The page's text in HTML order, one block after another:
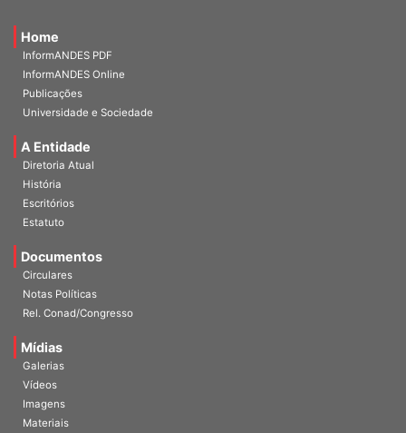
Home
InformANDES PDF
InformANDES Online
Publicações
A Entidade
Diretoria Atual
História
Escritórios
Documentos
Circulares
Notas Políticas
Mídias
Galerias
Vídeos
Imagens